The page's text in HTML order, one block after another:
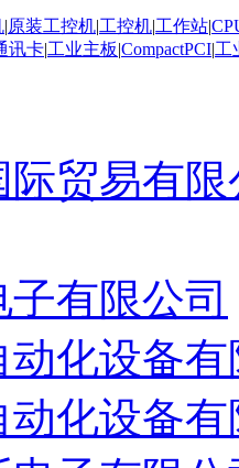
|原装工控机|工控机|工作站|
讯卡|工业主板|CompactPCI|工
际贸易有
子有限公司
动化设备
动化设备